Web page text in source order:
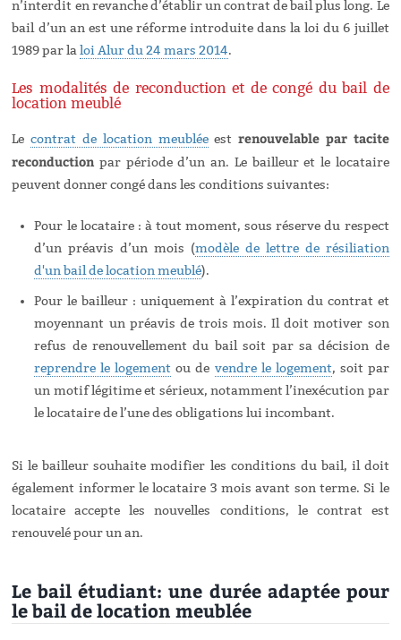
n’interdit en revanche d’établir un contrat de bail plus long. Le
bail d’un an est une réforme introduite dans la loi du 6 juillet
1989 par laloi Alur du 24 mars 2014.
Les modalités de reconduction et de congé du bail de
location meublé
Lecontrat de location meubléeestrenouvelable par tacite
reconduction par période d’un an. Le bailleur et le locataire
peuvent donner congé dans les conditions suivantes:
Pour le locataire : à tout moment, sous réserve du respect
d’un préavis d’un mois (modèle de lettre de résiliation
d'un bail de location meublé).
Pour le bailleur : uniquement à l’expiration du contrat et
moyennant un préavis de trois mois. Il doit motiver son
refus de renouvellement du bail soit par sa décision de
reprendre le logement ou de vendre le logement, soit par
un motif légitime et sérieux, notamment l’inexécution par
le locataire de l’une des obligations lui incombant.
Si le bailleur souhaite modifier les conditions du bail, il doit
également informer le locataire 3 mois avant son terme. Si le
locataire accepte les nouvelles conditions, le contrat est
renouvelé pour un an.
Le bail étudiant: une durée adaptée pour
le bail de location meublée